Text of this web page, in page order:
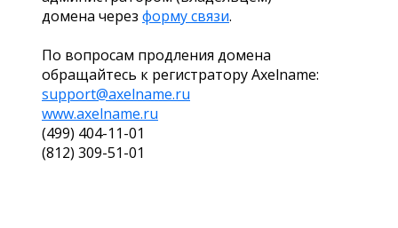
домена через форму связи.
По вопросам продления домена
обращайтесь к регистратору Axelname:
support@axelname.ru
www.axelname.ru
(499) 404-11-01
(812) 309-51-01